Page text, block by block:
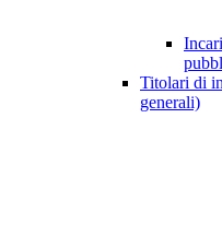
Titolari di
generali)